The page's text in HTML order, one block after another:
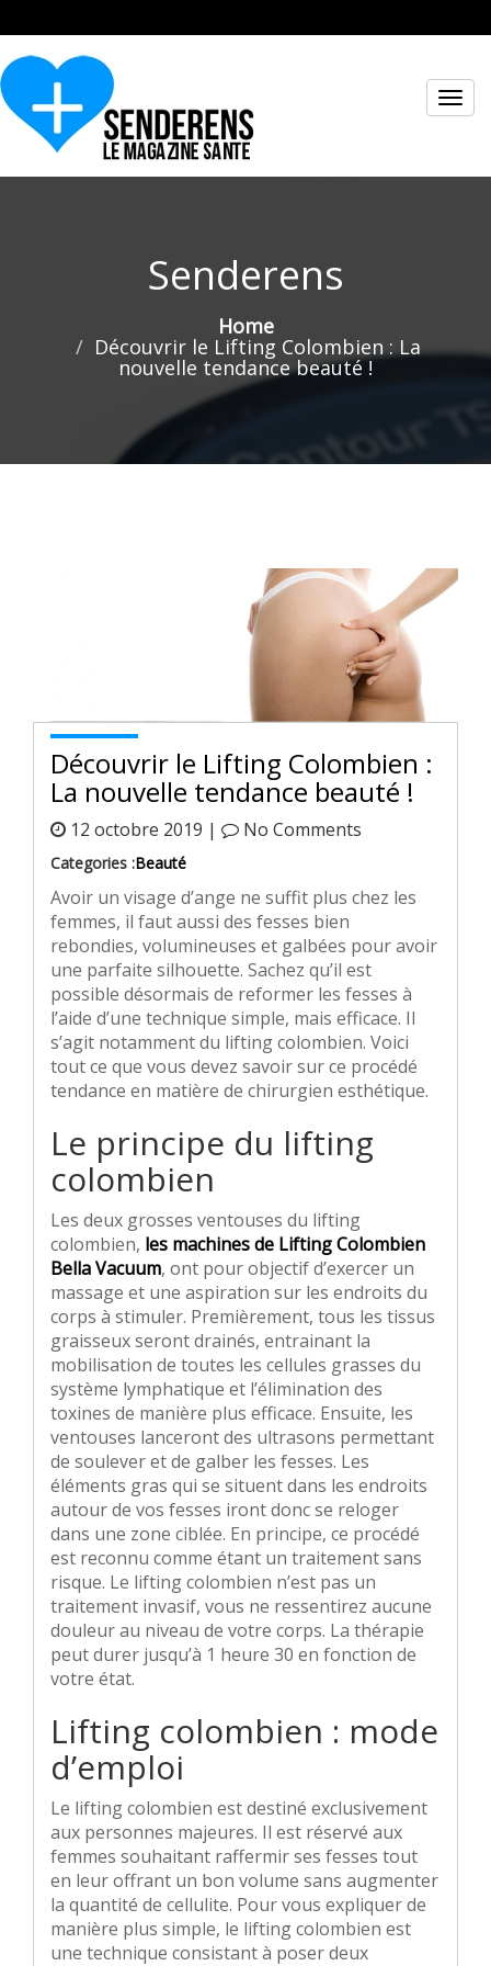
Senderens
Home
Découvrir le Lifting Colombien : La
nouvelle tendance beauté !
Découvrir le Lifting Colombien :
La nouvelle tendance beauté !
12 octobre 2019 | No Comments
Categories :Beauté
Avoir un visage d’ange ne suffit plus chez les
femmes, il faut aussi des fesses bien
rebondies, volumineuses et galbées pour avoir
une parfaite silhouette. Sachez qu’il est
possible désormais de reformer les fesses à
l’aide d’une technique simple, mais efficace. Il
s’agit notamment du lifting colombien. Voici
tout ce que vous devez savoir sur ce procédé
tendance en matière de chirurgien esthétique.
Le principe du lifting
colombien
Les deux grosses ventouses du lifting
colombien, les machines de Lifting Colombien
Bella Vacuum, ont pour objectif d’exercer un
massage et une aspiration sur les endroits du
corps à stimuler. Premièrement, tous les tissus
graisseux seront drainés, entrainant la
mobilisation de toutes les cellules grasses du
système lymphatique et l’élimination des
toxines de manière plus efficace. Ensuite, les
ventouses lanceront des ultrasons permettant
de soulever et de galber les fesses. Les
éléments gras qui se situent dans les endroits
autour de vos fesses iront donc se reloger
dans une zone ciblée. En principe, ce procédé
est reconnu comme étant un traitement sans
risque. Le lifting colombien n’est pas un
traitement invasif, vous ne ressentirez aucune
douleur au niveau de votre corps. La thérapie
peut durer jusqu’à 1 heure 30 en fonction de
votre état.
Lifting colombien : mode
d’emploi
Le lifting colombien est destiné exclusivement
aux personnes majeures. Il est réservé aux
femmes souhaitant raffermir ses fesses tout
en leur offrant un bon volume sans augmenter
la quantité de cellulite. Pour vous expliquer de
manière plus simple, le lifting colombien est
une technique consistant à poser deux